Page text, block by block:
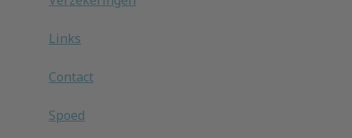
Links
Contact
Spoed